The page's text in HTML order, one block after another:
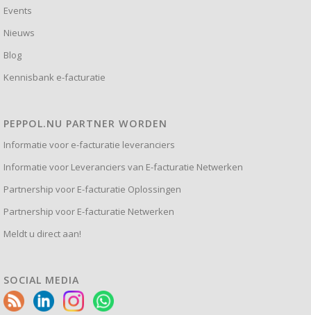
Events
Nieuws
Blog
Kennisbank e-facturatie
PEPPOL.NU PARTNER WORDEN
Informatie voor e-facturatie leveranciers
Informatie voor Leveranciers van E-facturatie Netwerken
Partnership voor E-facturatie Oplossingen
Partnership voor E-facturatie Netwerken
Meldt u direct aan!
SOCIAL MEDIA